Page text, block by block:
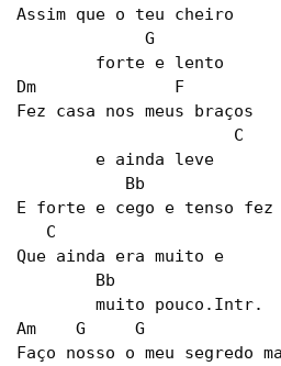
Assim que o teu cheiro
             G
        forte e lento
Dm              F
Fez casa nos meus braços
                      C
        e ainda leve
Bb
E forte e cego e tenso fez
   C
Que ainda era muito e
        Bb
        muito pouco.Intr.
Am    G     G
Faço nosso o meu segredo